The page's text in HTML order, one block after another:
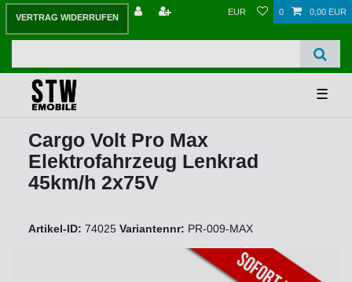
VERTRAG WIDERRUFEN
EUR 0 0,00 EUR
☰
Cargo Volt Pro Max
Elektrofahrzeug Lenkrad
45km/h 2x75V
Artikel-ID: 74025 Variantennr: PR-009-MAX